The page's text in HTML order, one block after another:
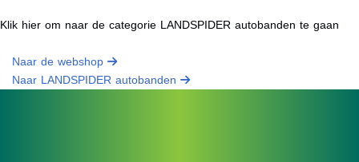
Klik hier om naar de categorie LANDSPIDER autobanden te gaan
Naar de webshop
Naar LANDSPIDER autobanden